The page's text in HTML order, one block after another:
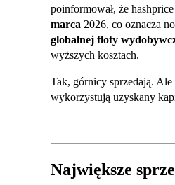
poinformował, że hashprice
marca 2026, co oznacza
globalnej floty
wyższych kosztach.
Tak, górnicy sprzedają.
wykorzystują uzyskany
Największe